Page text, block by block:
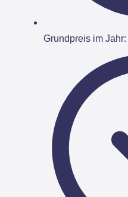
Grundpreis im Jahr: